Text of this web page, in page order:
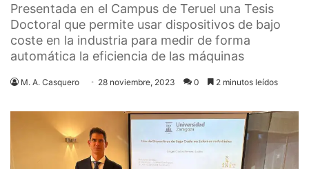
Presentada en el Campus de Teruel una Tesis
Doctoral que permite usar dispositivos de bajo
coste en la industria para medir de forma
automática la eficiencia de las máquinas
M. A. Casquero 28 noviembre, 2023 0 2 minutos leídos